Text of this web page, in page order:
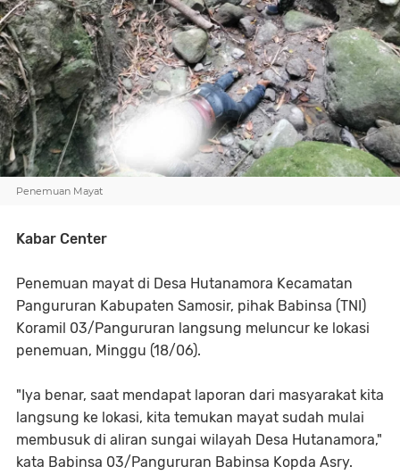
Penemuan Mayat
Kabar Center
Penemuan mayat di Desa Hutanamora Kecamatan
Pangururan Kabupaten Samosir, pihak Babinsa (TNI)
Koramil 03/Pangururan langsung meluncur ke lokasi
penemuan, Minggu (18/06).
"Iya benar, saat mendapat laporan dari masyarakat kita
langsung ke lokasi, kita temukan mayat sudah mulai
membusuk di aliran sungai wilayah Desa Hutanamora,"
kata Babinsa 03/Pangururan Babinsa Kopda Asry.